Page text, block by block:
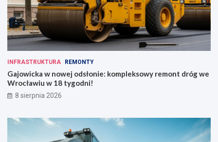
INFRASTRUKTURA REMONTY
Gajowicka w nowej odsłonie: kompleksowy remont dróg we
Wrocławiu w 18 tygodni!
8 sierpnia 2026